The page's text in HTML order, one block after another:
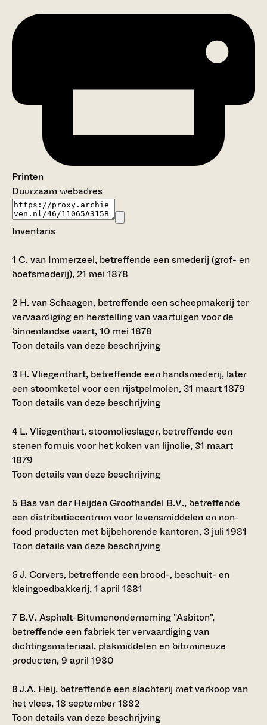
Printen
Duurzaam webadres
Inventaris
1 C. van Immerzeel, betreffende een smederij (grof- en
hoefsmederij), 21 mei 1878
2 H. van Schaagen, betreffende een scheepmakerij ter
vervaardiging en herstelling van vaartuigen voor de
binnenlandse vaart, 10 mei 1878
Toon details van deze beschrijving
3 H. Vliegenthart, betreffende een handsmederij, later
een stoomketel voor een rijstpelmolen, 31 maart 1879
Toon details van deze beschrijving
4 L. Vliegenthart, stoomolieslager, betreffende een
stenen fornuis voor het koken van lijnolie, 31 maart
1879
Toon details van deze beschrijving
5 Bas van der Heijden Groothandel B.V., betreffende
een distributiecentrum voor levensmiddelen en non-
food producten met bijbehorende kantoren, 3 juli 1981
Toon details van deze beschrijving
6J. Corvers, betreffende een brood-, beschuit- en
kleingoedbakkerij, 1 april 1881
7 B.V. Asphalt-Bitumenonderneming "Asbiton",
betreffende een fabriek ter vervaardiging van
dichtingsmateriaal, plakmiddelen en bitumineuze
producten, 9 april 1980
8J.A. Heij, betreffende een slachterij met verkoop van
het vlees, 18 september 1882
Toon details van deze beschrijving